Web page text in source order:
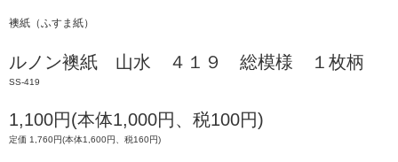
襖紙（ふすま紙）
ルノン襖紙 山水 ４１９ 総模様 １枚柄
SS-419
1,100円(本体1,000円、税100円)
定価 1,760円(本体1,600円、税160円)